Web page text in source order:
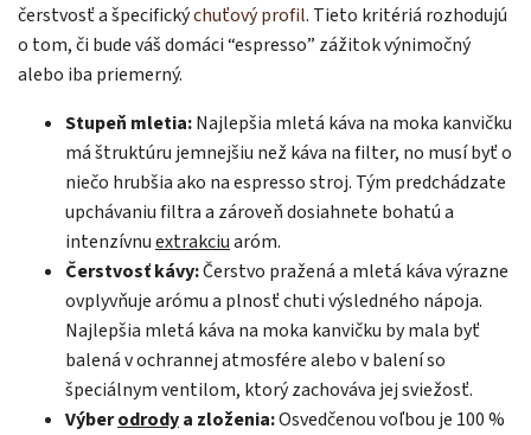
čerstvosť a špecifickýchuťový profil. Tieto kritériá rozhodujú
o tom, či bude váš domáci “espresso” zážitok výnimočný
alebo iba priemerný.
Stupeň mletia:Najlepšia mletá káva na moka kanvičku
má štruktúru jemnejšiu než káva na filter, no musí byť o
niečo hrubšia ako na espresso stroj. Tým predchádzate
upchávaniu filtra a zároveň dosiahnete bohatú a
intenzívnuextrakciuaróm.
Čerstvosť kávy:Čerstvo pražená a mletá káva výrazne
ovplyvňuje arómu a plnosť chuti výsledného nápoja.
Najlepšia mletá káva na moka kanvičku by mala byť
balená v ochrannej atmosfére alebo v balení so
špeciálnym ventilom, ktorý zachováva jej sviežosť.
Výberodrodya zloženia:Osvedčenou voľbou je 100 %